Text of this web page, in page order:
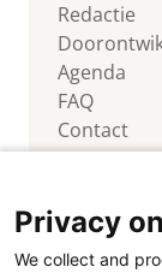
Redactie
Agenda
FAQ
Contact
Privacy
We collect and